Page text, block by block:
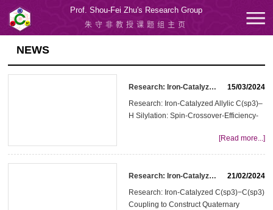
Prof. Shou-Fei Zhu's Research Group
朱守非教授课题组主页
NEWS
Research: Iron-Catalyzed Allylic C(sp3)‒H Silylation: Spin-Crossover-Efficiency-Determined Chemoselectivity 铁催化烯丙位C(sp3)‒H键硅化：自旋交叉效率决定化学选择性
15/03/2024
Research: Iron-Catalyzed Allylic C(sp3)‒
H Silylation: Spin-Crossover-Efficiency-
位C(sp3)‒H键硅化：自旋交叉效率决定化
学选择性 从自旋的角度出发，过渡金属催
剂，以铁等3d金属配合物为代表的开壳层
催化剂电子自旋态丰富，反应途径多样，
常常表现出异于传统闭壳层催化剂的性
[Read more...]
Research: Iron-Catalyzed C(sp3)−C(sp3) Coupling to Construct Quaternary Carbon Centers
21/02/2024
Research: Iron-Catalyzed C(sp3)−C(sp3)
Coupling to Construct Quaternary